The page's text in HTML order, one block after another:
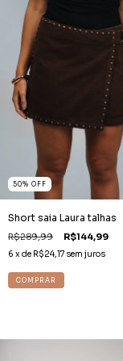
50% OFF
Short saia Laura talhas
R$289,99 R$144,99
6 x de R$24,17 sem juros
COMPRAR